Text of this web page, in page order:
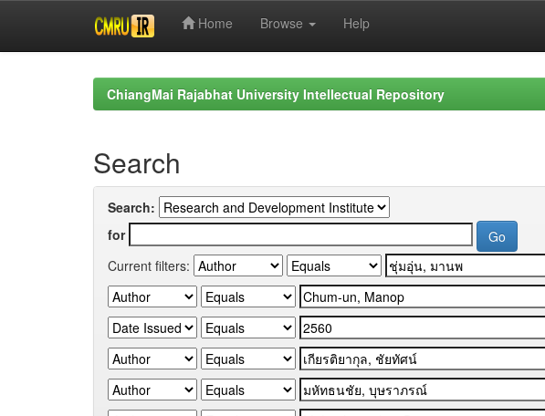
Home Browse Help
ChiangMai Rajabhat University Intellectual Repository
Search
Search:
for
Current filters: